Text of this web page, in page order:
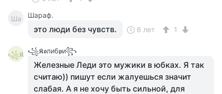
Ша Шараф.
это люди без чувств. 6 лет 1
꧁𝕶 ꧁𝕶𝖔либ𝖕и꧂
Железные Леди это мужики в юбках. Я так
считаю)) пишут если жалуешься значит
слабая. А я не хочу быть сильной, для